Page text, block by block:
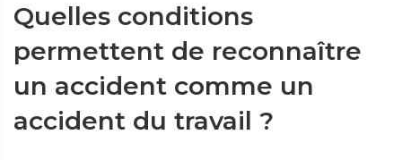
Quelles conditions
permettent de reconnaître
un accident comme un
accident du travail ?